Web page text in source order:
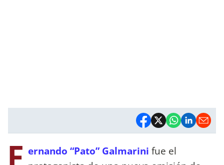
ernando “Pato” Galmarini fue el